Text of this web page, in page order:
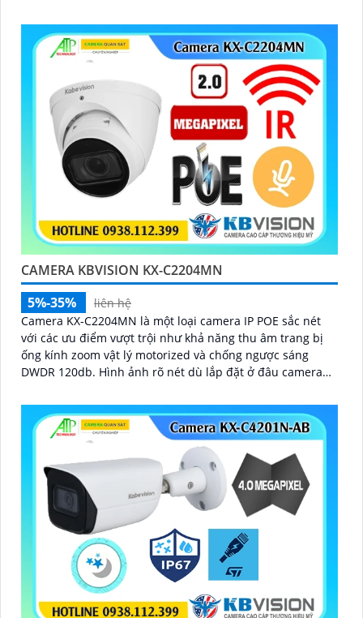
CAMERA KBVISION KX-C2204MN
5%-35%
liên hệ
Camera KX-C2204MN là một loại camera IP POE sắc nét
với các ưu điểm vượt trội như khả năng thu âm trang bị
ống kính zoom vật lý motorized và chống ngược sáng
DWDR 120db. Hình ảnh rõ nét dù lắp đặt ở đâu camera